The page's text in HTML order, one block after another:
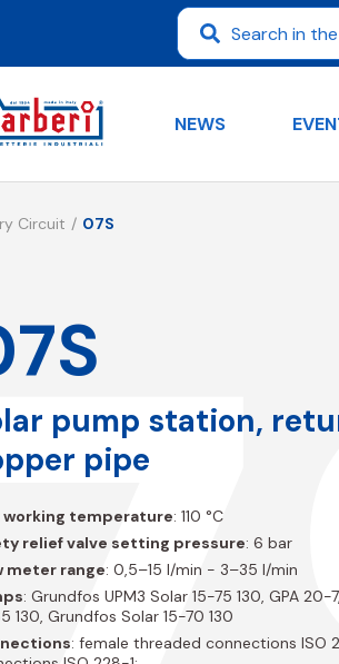
NEWS
Circuit 07S
pump station,
pipe
working temperature: 110 °C
relief valve setting pressure: 6 bar
meter range: 0,5–15 l/min - 3–35 l/min
: Grundfos UPM3 Solar 15-75 130, GPA 20-
130, Grundfos Solar 15-70 130
: female threaded connections ISO